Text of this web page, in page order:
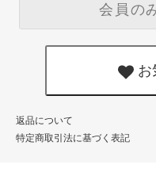
会員の
返品について
特定商取引法に基づく表記